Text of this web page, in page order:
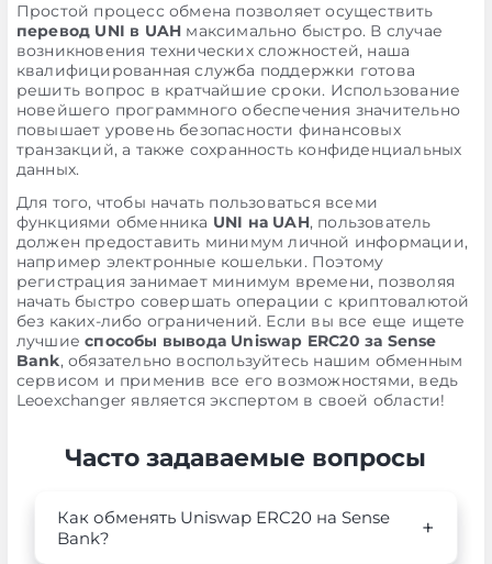
Простой процесс обмена позволяет осуществить
перевод UNI в UAH максимально быстро. В случае
возникновения технических сложностей, наша
квалифицированная служба поддержки готова
решить вопрос в кратчайшие сроки. Использование
новейшего программного обеспечения значительно
повышает уровень безопасности финансовых
транзакций, а также сохранность конфиденциальных
данных.
Для того, чтобы начать пользоваться всеми
функциями обменника UNI на UAH, пользователь
должен предоставить минимум личной информации,
например электронные кошельки. Поэтому
регистрация занимает минимум времени, позволяя
начать быстро совершать операции с криптовалютой
без каких-либо ограничений. Если вы все еще ищете
лучшиеспособы вывода Uniswap ERC20 за Sense
Bank, обязательно воспользуйтесь нашим обменным
сервисом и применив все его возможностями, ведь
Leoexchanger является экспертом в своей области!
Часто задаваемые вопросы
Как обменять Uniswap ERC20 на Sense
Bank?